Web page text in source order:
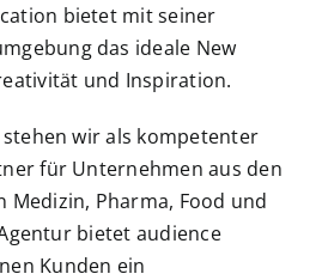
bietet mit seiner
das ideale New
und Inspiration.
stehen wir als kompetenter
für Unternehmen aus den
Medizin, Pharma, Food und
bietet audience
Kunden ein